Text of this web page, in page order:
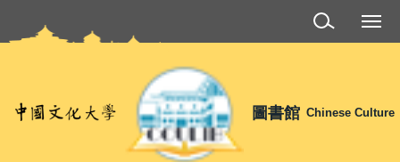
到
內
容
圖書館 Chinese Culture